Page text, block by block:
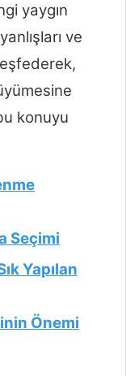
yaygın
ve
konuyu
Seçimi
Yapılan
Önemi